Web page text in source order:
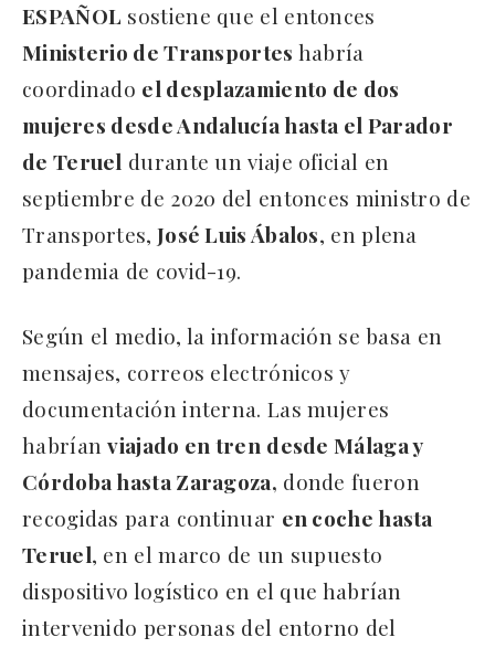
ESPAÑOL sostiene que el entonces
Ministerio de Transportes habría
coordinado el desplazamiento de dos
mujeres desde Andalucía hasta el Parador
de Teruel durante un viaje oficial en
septiembre de 2020 del entonces ministro de
Transportes, José Luis Ábalos, en plena
pandemia de covid-19.
Según el medio, la información se basa en
mensajes, correos electrónicos y
documentación interna. Las mujeres
habríanviajado en tren desde Málaga y
Córdoba hasta Zaragoza, donde fueron
recogidas para continuar en coche hasta
Teruel, en el marco de un supuesto
dispositivo logístico en el que habrían
intervenido personas del entorno del